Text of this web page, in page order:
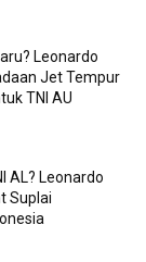
Leonardo
Jet Tempur
TNI AU
AL? Leonardo
Suplai